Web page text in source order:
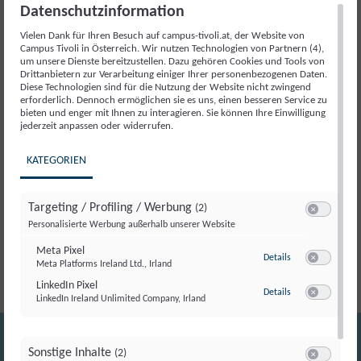
Für
uns
in
der
Regierung
mit
im
Gespräch
Menge
Artikelnummer:17889Kategorie:Veranstaltung
Beschreibung
Beschreibung
Der Campus Tivoli lädt gemeinsam mit der Jungen
Volkspartei zu einem besonderen politischen Abend in
Datenschutzinformation
Vielen Dank für Ihren Besuch auf campus-tivoli.at, der Website von
Campus Tivoli in Österreich. Wir nutzen Technologien von Partnern (4),
um unsere Dienste bereitzustellen. Dazu gehören Cookies und Tools von
Drittanbietern zur Verarbeitung einiger Ihrer personenbezogenen Daten.
Diese Technologien sind für die Nutzung der Website nicht zwingend
erforderlich. Dennoch ermöglichen sie es uns, einen besseren Service zu
bieten und enger mit Ihnen zu interagieren. Sie können Ihre Einwilligung
jederzeit anpassen oder widerrufen.
KATEGORIEN
Targeting / Profiling / Werbung (2)
Personalisierte Werbung außerhalb unserer Website
Meta Pixel
Meta Platforms Ireland Ltd., Irland
Details zu Meta Pixel
LinkedIn Pixel
LinkedIn Ireland Unlimited Company, Irland
Details zu LinkedIn Pixel
Sonstige Inhalte (2)